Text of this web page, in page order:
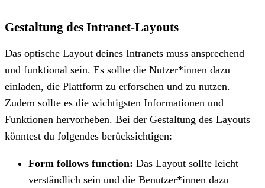
Gestaltung des Intranet-Layouts
Das optische Layout deines Intranets muss ansprechend
und funktional sein. Es sollte die Nutzer*innen dazu
einladen, die Plattform zu erforschen und zu nutzen.
Zudem sollte es die wichtigsten Informationen und
Funktionen hervorheben. Bei der Gestaltung des Layouts
könntest du folgendes berücksichtigen:
Form follows function: Das Layout sollte leicht
verständlich sein und die Benutzer*innen dazu